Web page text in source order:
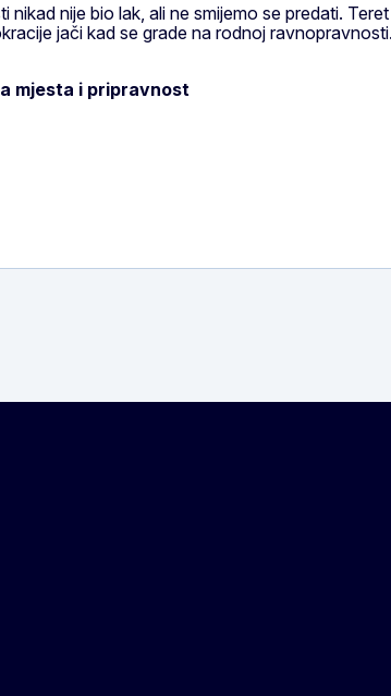
nije bio lak, ali ne smijemo se predati.
jači kad se grade na rodnoj
mjesta i pripravnost